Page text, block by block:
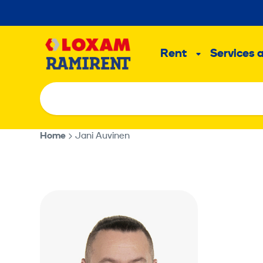
to
Rent
SubServices
Home Jani Auvinen